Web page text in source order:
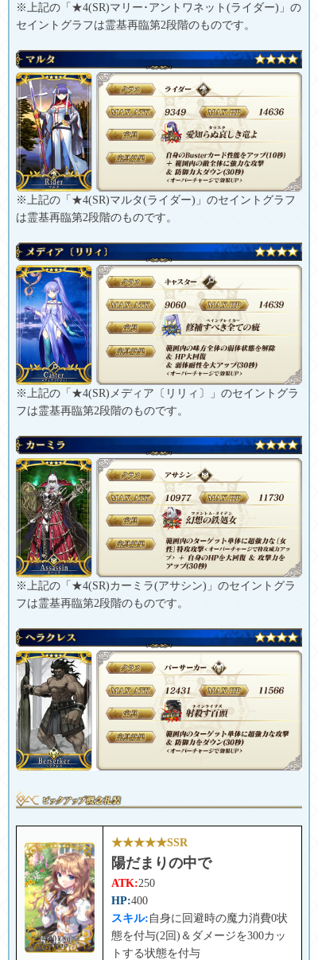
※上記の「★4(SR)マリー･アントワネット(ライダー)」の
セイントグラフは霊基再臨第2段階のものです。
※上記の「★4(SR)マルタ(ライダー)」のセイントグラフ
は霊基再臨第2段階のものです。
※上記の「★4(SR)メディア〔リリィ〕」のセイントグラ
フは霊基再臨第2段階のものです。
※上記の「★4(SR)カーミラ(アサシン)」のセイントグラ
フは霊基再臨第2段階のものです。
★★★★★SSR
陽だまりの中で
ATK:250
HP:400
スキル: 自身に回避時の魔力消費0状
態を付与(2回)＆ダメージを300カッ
トする状態を付与